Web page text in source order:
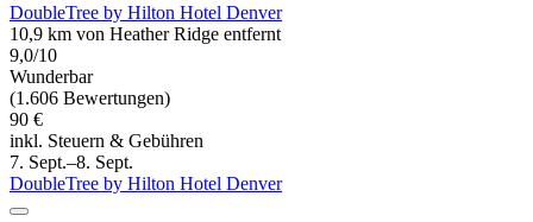
DoubleTree by Hilton Hotel Denver
10,9 km von Heather Ridge entfernt
9,0/10
Wunderbar
(1.606 Bewertungen)
90 €
inkl. Steuern & Gebühren
7. Sept.–8. Sept.
DoubleTree by Hilton Hotel Denver